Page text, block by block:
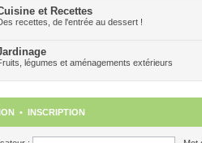
et Recettes
recettes, de l'entrée au dessert !
légumes et aménagements extérieurs
• INSCRIPTION